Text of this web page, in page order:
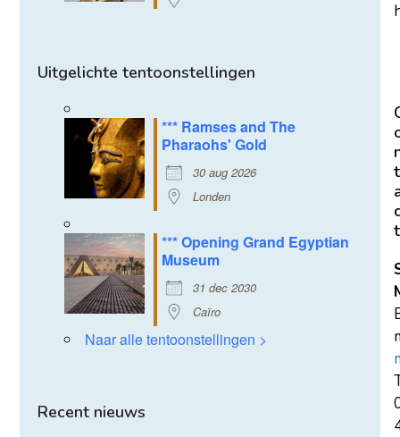
Uitgelichte tentoonstellingen
*** Ramses and The
Pharaohs' Gold
30 aug 2026
Londen
*** Opening Grand Egyptian
Museum
31 dec 2030
Caïro
Naar alle tentoonstellingen >
Recent nieuws
t
t